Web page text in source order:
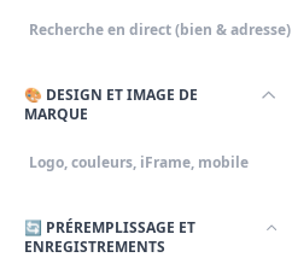
Recherche en direct (bien & adresse)
🎨 DESIGN ET IMAGE DE
MARQUE
Logo, couleurs, iFrame, mobile
🔄 PRÉREMPLISSAGE ET
ENREGISTREMENTS